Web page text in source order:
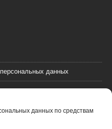
данных по средствам
данных
данных